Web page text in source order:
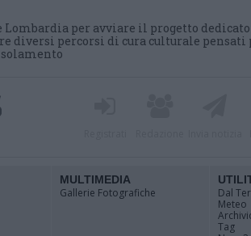
Lombardia per avviare il progetto dedicato
diversi percorsi di cura culturale pensati
MULTIMEDIA
Gallerie Fotografiche
Dal
Meteo
Tag